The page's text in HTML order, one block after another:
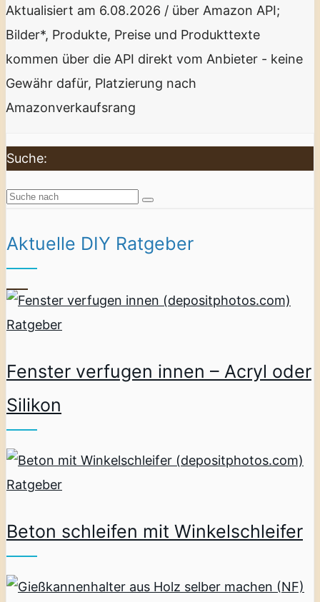
Aktualisiert am 6.08.2026 / über Amazon API;
Bilder*, Produkte, Preise und Produkttexte
kommen über die API direkt vom Anbieter - keine
Gewähr dafür, Platzierung nach
Amazonverkaufsrang
Suche:
Aktuelle DIY Ratgeber
Ratgeber
Fenster verfugen innen – Acryl oder
Silikon
Ratgeber
Beton schleifen mit Winkelschleifer